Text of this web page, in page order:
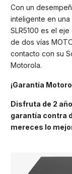
Con un
inteligente en
SLR5100 es el
de dos vías
contacto con su
Motorola.
¡Garantía
Disfruta de 2
garantía contra
mereces lo